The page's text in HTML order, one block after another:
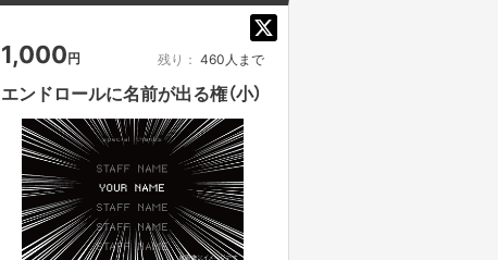
見せてください。
※コロナの状況によって出待ち自体が
対応できない時期にはリターンの対応
1,000円 残り： 460人まで
エンドロールに名前が出る権（小）